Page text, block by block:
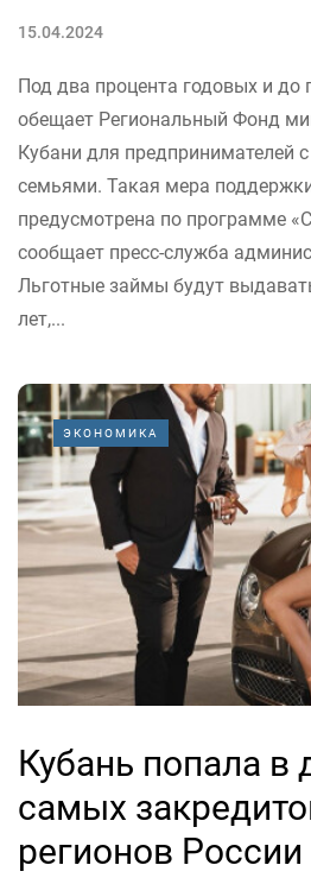
15.04.2024
Под два процента годовых и до
обещает Региональный Фонд
Кубани для предпринимателей
семьями. Такая мера
предусмотрена по программе
сообщает пресс-служба
Льготные займы будут
лет,...
ЭКОНОМИКА
Кубань попала в
самых
регионов России